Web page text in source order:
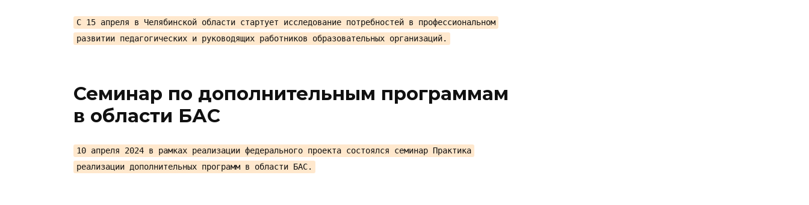
С 15 апреля в Челябинской области стартует исследование потребностей в профессиональном
развитии педагогических и руководящих работников образовательных организаций.
Семинар по дополнительным программам
в области БАС
10 апреля 2024 в рамках реализации федерального проекта состоялся семинар Практика
реализации дополнительных программ в области БАС.